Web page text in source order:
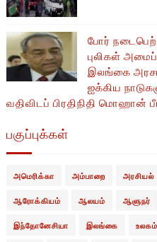
போர்
புலிகள்
இலங்கை
ஐக்கிய
வதிவிடப் பிரதிநிதி மொஹான்
பகுப்புக்கள்
அமெரிக்கா அம்பாறை அரசியல்
ஆரோக்கியம் ஆலயம் ஆளுநர்
இந்தோனேசியா இலங்கை உலகம்